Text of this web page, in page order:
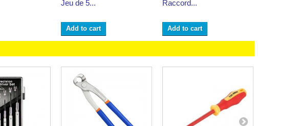
Jeu de 5...
Add to cart
Raccord...
Add to cart